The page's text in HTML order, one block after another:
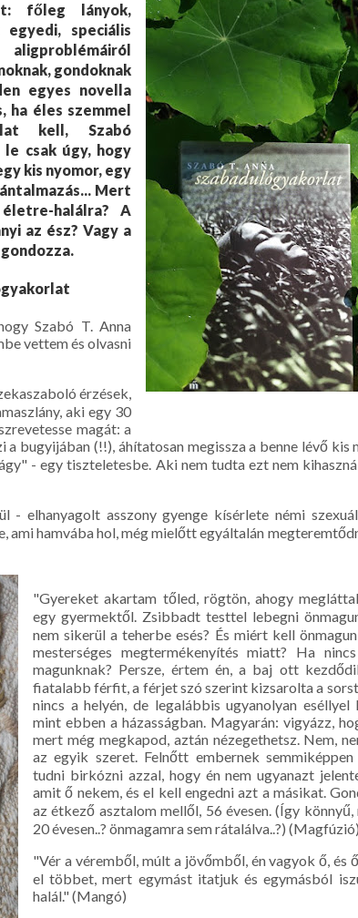
főleg lányok,
speciális
gondoknak
egyes novella
ha éles szemmel
kell, Szabó
csak úgy, hogy
kis nyomor, egy
Mert
halálra? A
az ész? Vagy a
Szabó T. Anna
vettem és olvasni
érzések,
aki egy 30
magát: a
bugyijában (!!), áhítatosan megissza a benne lévő kis
- egy tiszteletesbe. Aki nem tudta ezt nem
- elhanyagolt asszony gyenge kísérlete némi
ami hamvába hol, még mielőtt egyáltalán
"Gyereket akartam tőled, rögtön, ahogy
egy gyermektől. Zsibbadt testtel lebegni
nem sikerül a teherbe esés? És miért kell
mesterséges megtermékenyítés miatt? Ha
magunknak? Persze, értem én, a baj ott
fiatalabb férfit, a férjet szó szerint kizsarolta a
nincs a helyén, de legalábbis ugyanolyan eséllyel
mint ebben a házasságban. Magyarán: vigyázz,
mert még megkapod, aztán nézegethetsz. Nem,
az egyik szeret. Felnőtt embernek
tudni birkózni azzal, hogy én nem ugyanazt
amit ő nekem, és el kell engedni azt a másikat.
az étkező asztalom mellől, 56 évesen. (Így könnyű,
20 évesen..? önmagamra sem rátalálva..?) (Magfúzió)
"Vér a véremből, múlt a jövőmből, én vagyok ő, és
el többet, mert egymást itatjuk és egymásból
halál." (Mangó)